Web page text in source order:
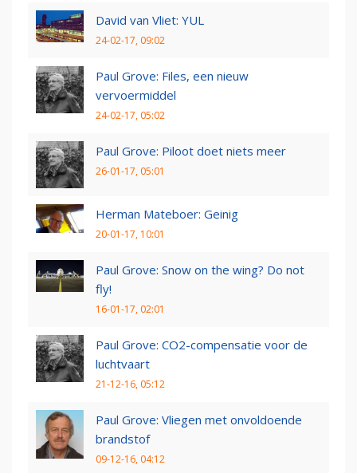
David van Vliet: YUL
24-02-17, 09:02
Paul Grove: Files, een nieuw
vervoermiddel
24-02-17, 05:02
Paul Grove: Piloot doet niets meer
26-01-17, 05:01
Herman Mateboer: Geinig
20-01-17, 10:01
Paul Grove: Snow on the wing? Do not
fly!
16-01-17, 02:01
Paul Grove: CO2-compensatie voor de
luchtvaart
21-12-16, 05:12
Paul Grove: Vliegen met onvoldoende
brandstof
09-12-16, 04:12